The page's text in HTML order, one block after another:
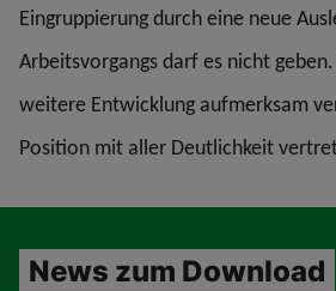
Eingruppierung durch eine neue
Arbeitsvorgangs darf es nicht
weitere Entwicklung aufmerksam
Position mit aller Deutlichkeit
News zum Download